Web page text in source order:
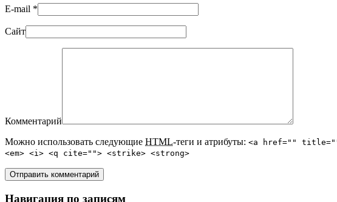
E-mail *
Сайт
Комментарий
Можно использовать следующие HTML-теги и атрибуты: <a href=""
<em> <i> <q cite=""> <strike> <strong>
Навигация по записям